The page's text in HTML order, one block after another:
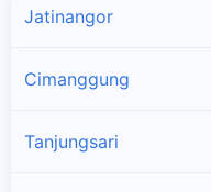
Jatinangor
Cimanggung
Tanjungsari